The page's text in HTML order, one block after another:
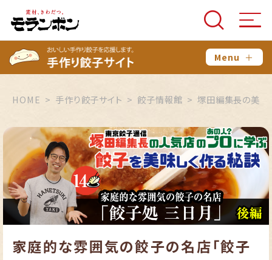
Menu ＋
HOME 手作り餃子サイト 餃子情報館 塚田編集長の美味
家庭的な雰囲気の餃子の名店「餃子